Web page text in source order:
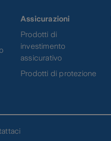
Assicurazioni
Prodotti di
investimento
assicurativo
Prodotti di protezione